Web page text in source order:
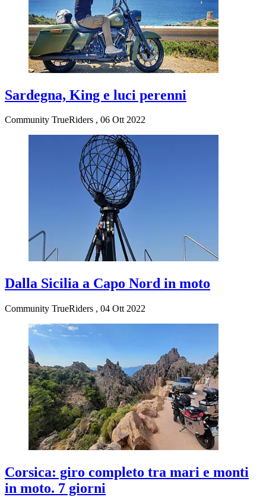
Sardegna, King e luci perenni
Community TrueRiders , 06 Ott 2022
Dalla Sicilia a Capo Nord in moto
Community TrueRiders , 04 Ott 2022
Corsica: giro completo tra mari e monti
in moto. 7 giorni